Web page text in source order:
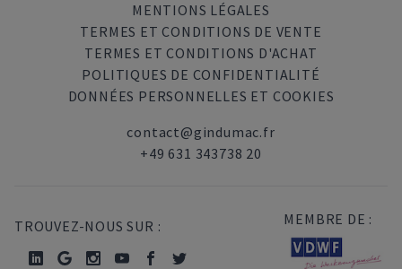
MENTIONS LÉGALES
TERMES ET CONDITIONS DE VENTE
TERMES ET CONDITIONS D'ACHAT
POLITIQUES DE CONFIDENTIALITÉ
DONNÉES PERSONNELLES ET COOKIES
contact@gindumac.fr
+49 631 343738 20
TROUVEZ-NOUS SUR : MEMBRE DE :